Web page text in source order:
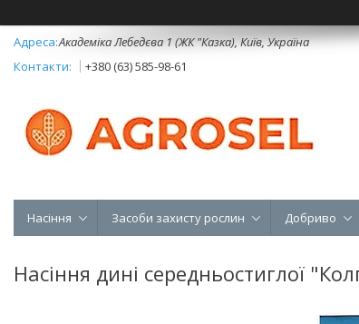
Академіка Лебедєва 1 (ЖК "Казка), Київ, Україна
+380 (63) 585-98-61
Насіння Засоби захисту рослин Добриво
Насіння дині середньостиглої